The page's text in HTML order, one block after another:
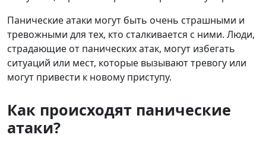
Панические атаки могут быть очень страшными и
тревожными для тех, кто сталкивается с ними. Люди,
страдающие от панических атак, могут избегать
ситуаций или мест, которые вызывают тревогу или
могут привести к новому приступу.
Как происходят панические
атаки?